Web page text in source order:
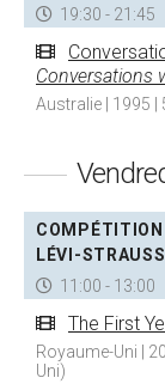
19:30 - 21:45
Conversations
Australie | 1995 |
COMPÉTITION
LÉVI-STRAUSS
11:00 - 13:00
The First
Royaume-Uni |
Uni)